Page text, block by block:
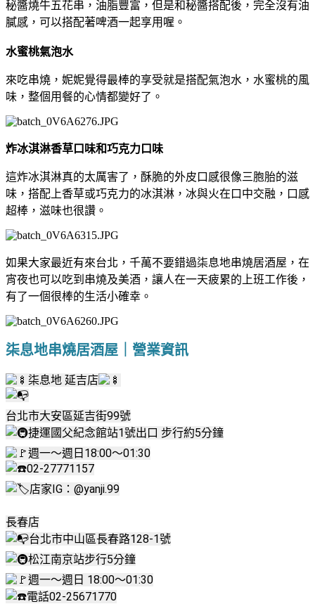
秘醬燒牛五花串，油脂豐富，但是和秘醬搭配後，完全沒有油
膩感，可以搭配著啤酒一起享用喔。
水蜜桃氣泡水
來吃串燒，妮妮覺得最棒的享受就是搭配氣泡水，水蜜桃的風
味，整個用餐的心情都變好了。
炸冰淇淋香草口味和巧克力口味
這炸冰淇淋真的太厲害了，酥脆的外皮口感很像三胞胎的滋
味，搭配上香草或巧克力的冰淇淋，冰與火在口中交融，口感
超棒，滋味也很讚。
如果大家最近有來台北，千萬不要錯過柒息地串燒居酒屋，在
宵夜也可以吃到串燒及美酒，讓人在一天疲累的上班工作後，
有了一個很棒的生活小確幸。
柒息地串燒居酒屋｜營業資訊
柒息地 延吉店
台北市大安區延吉街99號
捷運國父紀念館站1號出口 步行約5分鐘
週一～週日18:00～01:30
02-27771157
店家IG：@yanji.99
長春店
台北市中山區長春路128-1號
松江南京站步行5分鐘
週一～週日 18:00～01:30
電話02-25671770